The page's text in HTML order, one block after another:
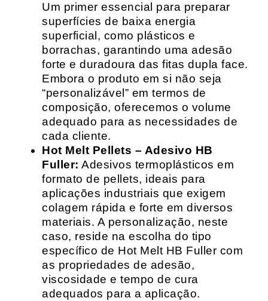
Um primer essencial para preparar
superfícies de baixa energia
superficial, como plásticos e
borrachas, garantindo uma adesão
forte e duradoura das fitas dupla face.
Embora o produto em si não seja
“personalizável” em termos de
composição, oferecemos o volume
adequado para as necessidades de
cada cliente.
Hot Melt Pellets – Adesivo HB
Fuller: Adesivos termoplásticos em
formato de pellets, ideais para
aplicações industriais que exigem
colagem rápida e forte em diversos
materiais. A personalização, neste
caso, reside na escolha do tipo
específico de Hot Melt HB Fuller com
as propriedades de adesão,
viscosidade e tempo de cura
adequados para a aplicação.